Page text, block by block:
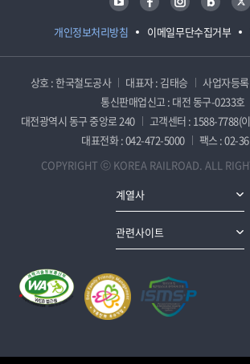
개인정보처리방침 이메일무단수집거부
상호 : 한국철도공사 대표자 : 김태승
사업자등
통신판매업신고 : 대전 동구-0233호
대전광역시 동구 중앙로 240
고객센터 : 1588-7788(
대표전화 : 042-472-5000
팩스 : 02-
COPYRIGHT ⓒ KOREA RAILROAD. ALL
계열사
관련사이트